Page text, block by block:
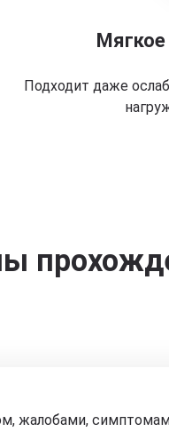
Мягкое
Подходит даже
жалобами,